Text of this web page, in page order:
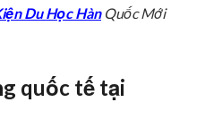
Du Học HànQuốc Mới
quốc tế tại